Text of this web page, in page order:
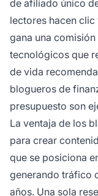
de afiliado único
lectores hacen
gana una
tecnológicos que
de vida
blogueros de
presupuesto son
La ventaja de los
para crear
que se posiciona
generando tráfico
años. Una sola